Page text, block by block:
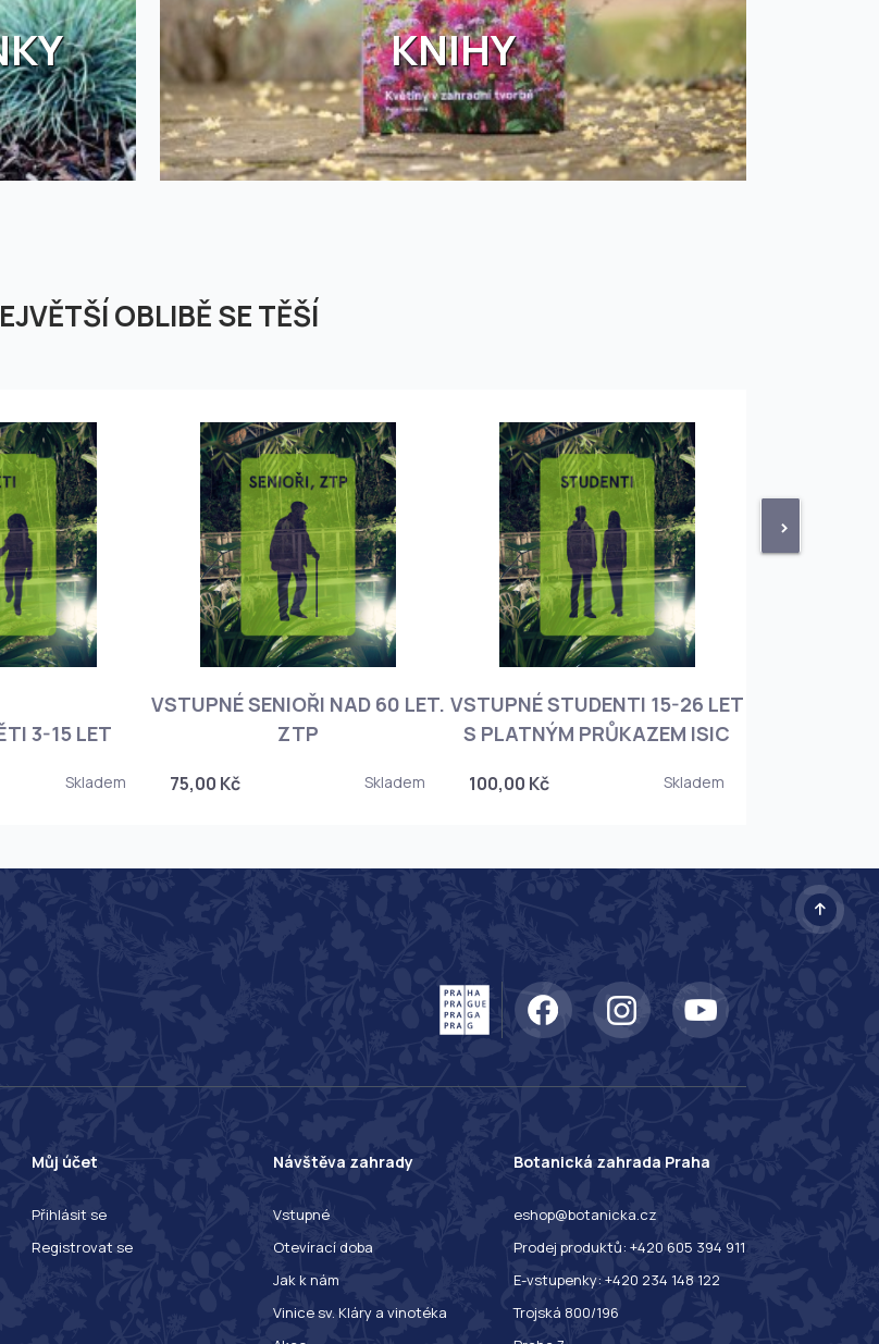
KNIHY
OBLIBĚ SE TĚŠÍ
>
3-15 LET
Skladem
VSTUPNÉ SENIOŘI NAD 60 LET.
ZTP
75,00 Kč Skladem
VSTUPNÉ STUDENTI 15-26 LET
S PLATNÝM PRŮKAZEM ISIC
100,00 Kč Skladem
Můj účet
Přihlásit se
Registrovat se
Návštěva zahrady
Vstupné
Otevírací doba
Jak k nám
Vinice sv. Kláry a vinotéka
Botanická zahrada Praha
eshop@botanicka.cz
Prodej produktů: +420 605 394 911
E-vstupenky: +420 234 148 122
Trojská 800/196